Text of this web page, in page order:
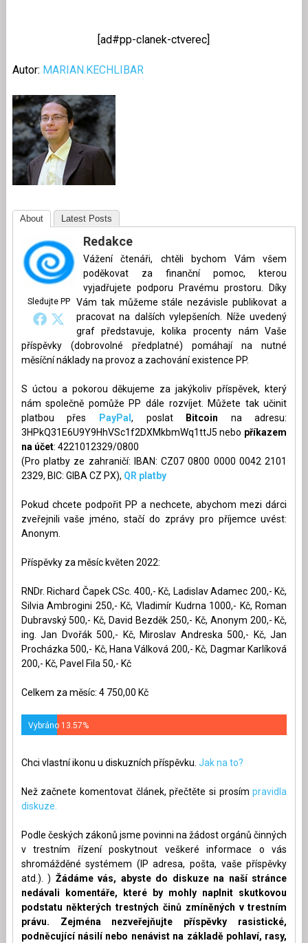
[ad#pp-clanek-ctverec]
Autor: MARIAN.KECHLIBAR
About Latest Posts
Sledujte PP
Redakce
Vážení čtenáři, chtěli bychom Vám všem
poděkovat za finanční pomoc, kterou
vyjadřujete podporu Pravému prostoru. Díky
Vám tak můžeme stále nezávisle publikovat a
pracovat na dalších vylepšeních. Níže uvedený
graf představuje, kolika procenty nám Vaše
příspěvky (dobrovolné předplatné) pomáhají na nutné
měsíční náklady na provoz a zachování existence PP.
S úctou a pokorou děkujeme za jakýkoliv příspěvek, který
nám společně pomůže PP dále rozvíjet. Můžete tak učinit
platbou přes
PayPal , poslat Bitcoin na adresu:
3HPkQ31E6U9Y9HhVSc1f2DXMkbmWq1ttJ5 nebo příkazem
na účet: 4221012329/0800
(Pro platby ze zahraničí: IBAN: CZ07 0800 0000 0042 2101
2329, BIC: GIBA CZ PX), QR platby
Pokud chcete podpořit PP a nechcete, abychom mezi dárci
zveřejnili vaše jméno, stačí do zprávy pro příjemce uvést:
Anonym.
Příspěvky za měsíc květen 2022:
RNDr. Richard Čapek CSc. 400,- Kč, Ladislav Adamec 200,- Kč,
Silvia Ambrogini 250,- Kč, Vladimír Kudrna 1000,- Kč, Roman
Dubravský 500,- Kč, David Bezděk 250,- Kč, Anonym 200,- Kč,
ing. Jan Dvořák 500,- Kč, Miroslav Andreska 500,- Kč, Jan
Procházka 500,- Kč, Hana Válková 200,- Kč, Dagmar Karlíková
200,- Kč, Pavel Fila 50,- Kč
Celkem za měsíc: 4 750,00 Kč
Vybráno 13.57%
Chci vlastní ikonu u diskuzních příspěvku. Jak na to?
Než začnete komentovat článek, přečtěte si prosímpravidla
diskuze.
Podle českých zákonů jsme povinni na žádost orgánů činných
v trestním řízení poskytnout veškeré informace o vás
shromážděné systémem (IP adresa, pošta, vaše příspěvky
atd.). ) Žádáme vás, abyste do diskuze na naší stránce
nedávali komentáře, které by mohly naplnit skutkovou
podstatu některých trestných činů zmíněných v trestním
právu. Zejména nezveřejňujte příspěvky rasistické,
podněcující násilí nebo nenávist na základě pohlaví, rasy,